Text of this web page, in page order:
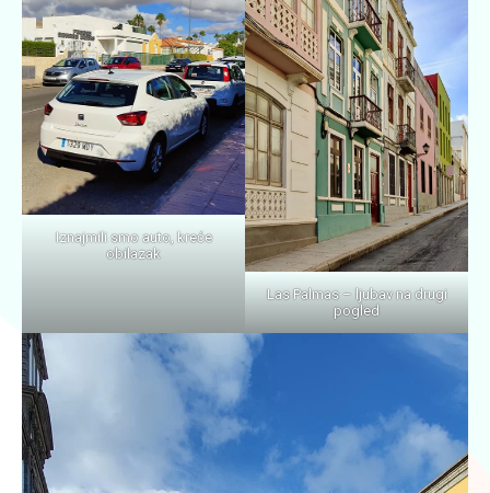
Iznajmili smo auto, kreće
obilazak
Las Palmas – ljubav na drugi
pogled